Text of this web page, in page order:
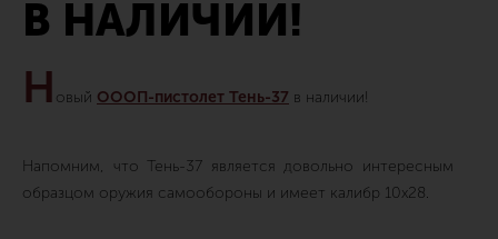
В НАЛИЧИИ!
Н овый ОООП-пистолет Тень-37 в наличии!
Напомним, что Тень-37 является довольно интересным
образцом оружия самообороны и имеет калибр 10х28.